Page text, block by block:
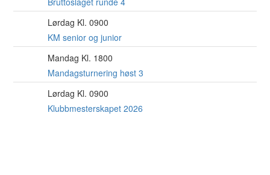
Lørdag Kl. 0900
KM senior og junior
Mandag Kl. 1800
Mandagsturnering høst 3
Lørdag Kl. 0900
Klubbmesterskapet 2026